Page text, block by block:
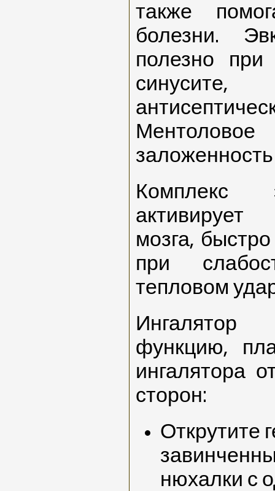
также
болезни.
полезно при
Комплекс
активирует
мозга,
при
тепловом
функцию,
ингалятора
сторон:
Открутите
нюхалки с